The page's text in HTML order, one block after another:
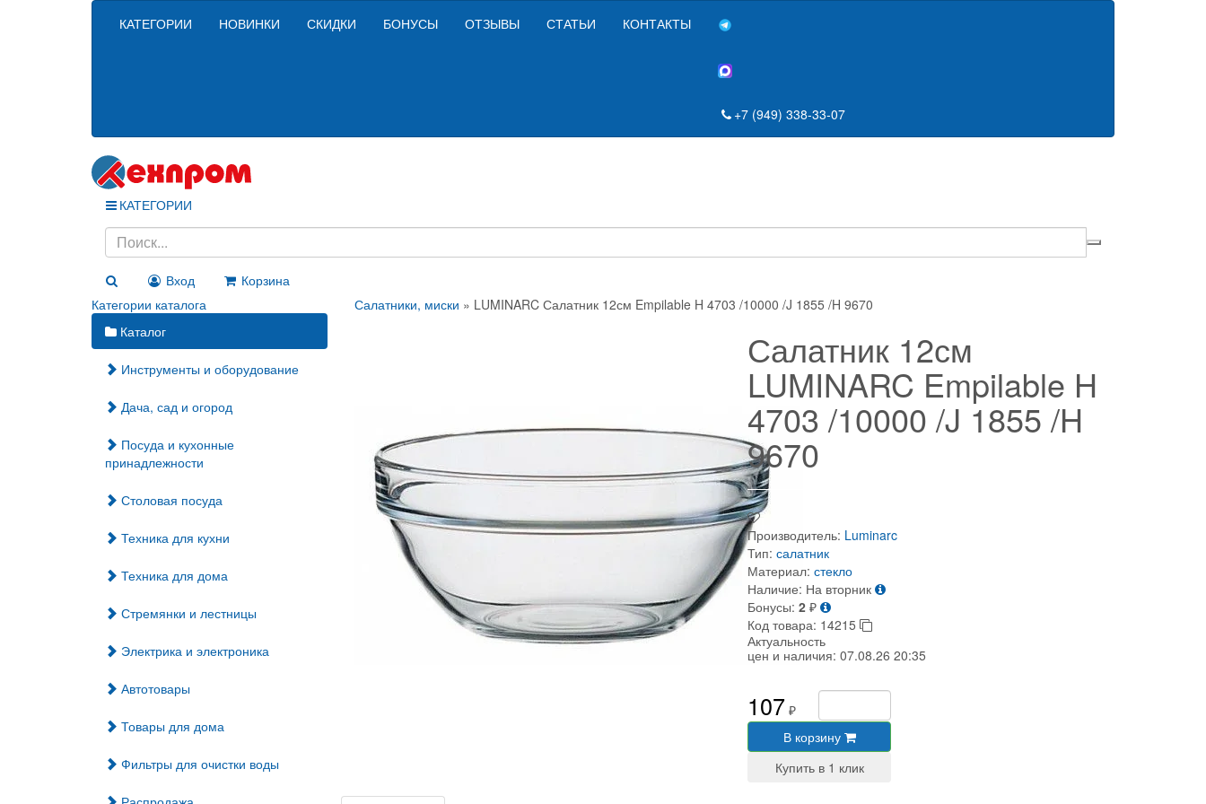
КАТЕГОРИИ НОВИНКИ СКИДКИ БОНУСЫ ОТЗЫВЫ СТАТЬИ КОНТАКТЫ
+7 (949) 338-33-07
КАТЕГОРИИ
Вход
Корзина
Категории каталога
Каталог
Инструменты и оборудование
Дача, сад и огород
Посуда и кухонные
принадлежности
Столовая посуда
Техника для кухни
Техника для дома
Стремянки и лестницы
Электрика и электроника
Автотовары
Товары для дома
Фильтры для очистки воды
Салатники, миски » LUMINARC Салатник 12см Empilable H 4703 /10000 /J 1855 /H 9670
Салатник 12см
LUMINARC Empilable H
4703 /10000 /J 1855 /H
9670
Производитель: Luminarc
Тип: салатник
Материал: стекло
Наличие: На вторник
Бонусы: 2 ₽
Код товара: 14215
Актуальность
цен и наличия: 07.08.26 20:35
107 ₽
В корзину